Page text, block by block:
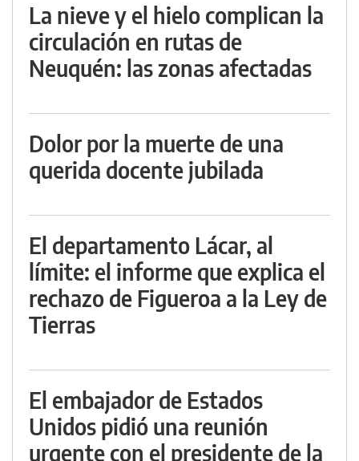
La nieve y el hielo complican la
circulación en rutas de
Neuquén: las zonas afectadas
Dolor por la muerte de una
querida docente jubilada
El departamento Lácar, al
límite: el informe que explica el
rechazo de Figueroa a la Ley de
Tierras
El embajador de Estados
Unidos pidió una reunión
urgente con el presidente de la